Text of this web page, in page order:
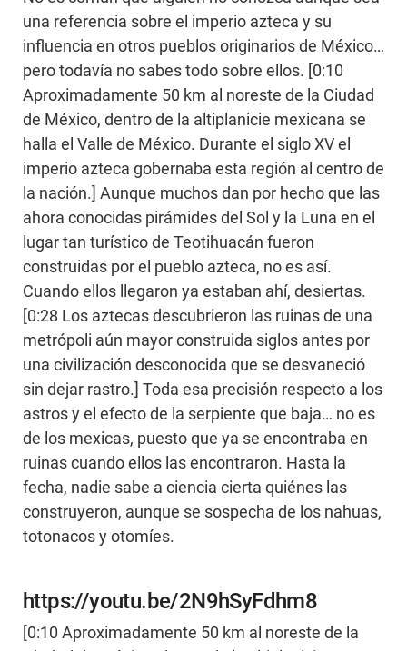
una referencia sobre el imperio azteca y su
influencia en otros pueblos originarios de México…
pero todavía no sabes todo sobre ellos. [0:10
Aproximadamente 50 km al noreste de la Ciudad
de México, dentro de la altiplanicie mexicana se
halla el Valle de México. Durante el siglo XV el
imperio azteca gobernaba esta región al centro de
la nación.] Aunque muchos dan por hecho que las
ahora conocidas pirámides del Sol y la Luna en el
lugar tan turístico de Teotihuacán fueron
construidas por el pueblo azteca, no es así.
Cuando ellos llegaron ya estaban ahí, desiertas.
[0:28 Los aztecas descubrieron las ruinas de una
metrópoli aún mayor construida siglos antes por
una civilización desconocida que se desvaneció
sin dejar rastro.] Toda esa precisión respecto a los
astros y el efecto de la serpiente que baja… no es
de los mexicas, puesto que ya se encontraba en
ruinas cuando ellos las encontraron. Hasta la
fecha, nadie sabe a ciencia cierta quiénes las
construyeron, aunque se sospecha de los nahuas,
totonacos y otomíes.
https://youtu.be/2N9hSyFdhm8
[0:10 Aproximadamente 50 km al noreste de la